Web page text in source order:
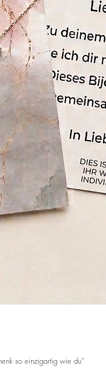
so einzigartig wie du“